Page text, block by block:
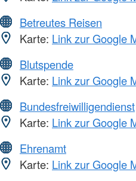
Betreutes Reisen
Karte: Link zur Google
Blutspende
Karte: Link zur Google
Bundesfreiwilligendienst
Karte: Link zur Google
Ehrenamt
Karte: Link zur Google